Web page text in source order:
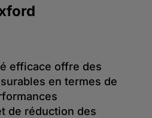
efficace offre des
en termes de
de réduction des